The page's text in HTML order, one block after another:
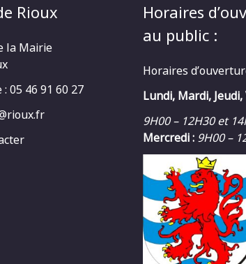
Rioux
la Mairie
05 46 91 60 27
Horaires
au public :
Horaires
Lundi, Mardi, Jeudi,
9H00 – 12H30 et
Mercredi : 9H00 –